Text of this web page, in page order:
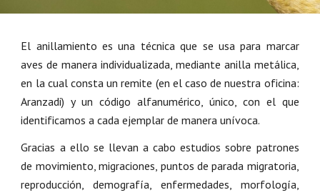
El anillamiento es una técnica que se usa para marcar
aves de manera individualizada, mediante anilla metálica,
en la cual consta un remite (en el caso de nuestra oficina:
Aranzadi) y un código alfanumérico, único, con el que
identificamos a cada ejemplar de manera unívoca.
Gracias a ello se llevan a cabo estudios sobre patrones
de movimiento, migraciones, puntos de parada migratoria,
reproducción, demografía, enfermedades, morfología,